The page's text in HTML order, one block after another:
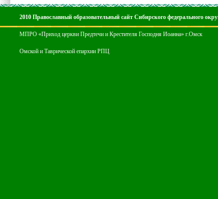
2010 Православный образовательный сайт Сибирского федерального
МПРО «Приход церкви Предтечи и Крестителя Господня Иоанна» г.Омск
Омской и Таврической епархии РПЦ